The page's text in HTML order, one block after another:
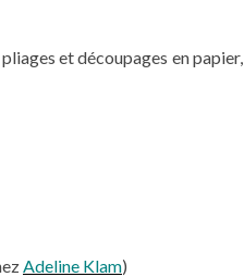
et découpages en papier,
Adeline Klam)